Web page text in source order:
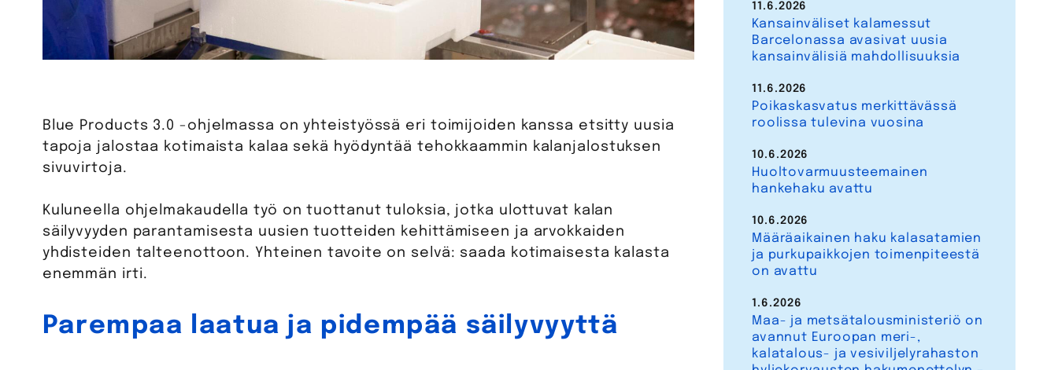
Blue Products 3.0 -ohjelmassa on yhteistyössä eri toimijoiden kanssa etsitty uusia
tapoja jalostaa kotimaista kalaa sekä hyödyntää tehokkaammin kalanjalostuksen
sivuvirtoja.
Kuluneella ohjelmakaudella työ on tuottanut tuloksia, jotka ulottuvat kalan
säilyvyyden parantamisesta uusien tuotteiden kehittämiseen ja arvokkaiden
yhdisteiden talteenottoon. Yhteinen tavoite on selvä: saada kotimaisesta kalasta
enemmän irti.
Parempaa laatua ja pidempää säilyvyyttä
Kansainväliset kalamessut
Barcelonassa avasivat uusia
kansainvälisiä mahdollisuuksia
11.6.2026
Poikaskasvatus merkittävässä
roolissa tulevina vuosina
11.6.2026
Huoltovarmuusteemainen
hankehaku avattu
10.6.2026
Määräaikainen haku kalasatamien
ja purkupaikkojen toimenpiteestä
on avattu
10.6.2026
Maa- ja metsätalousministeriö on
avannut Euroopan meri-,
kalatalous- ja vesiviljelyrahaston
1.6.2026